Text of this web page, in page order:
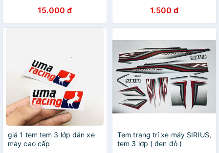
15.000 đ 1.500 đ
giá 1 tem tem 3 lớp dán xe
máy cao cấp
Tem trang trí xe máy SIRIUS,
tem 3 lớp ( đen đỏ )